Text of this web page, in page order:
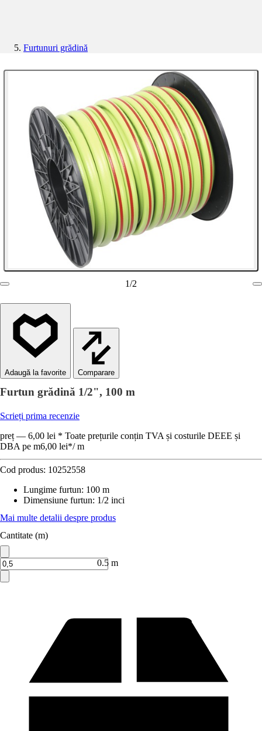
Furtunuri grădină
1/2
Comparare
Furtun grădină 1/2", 100 m
Scrieți prima recenzie
preț — 6,00 lei * Toate prețurile conțin TVA și costurile DEEE și
DBA pe m6,00 lei*/ m
Cod produs: 10252558
Lungime furtun: 100 m
Dimensiune furtun: 1/2 inci
Mai multe detalii despre produs
Cantitate (m)
0.5 m